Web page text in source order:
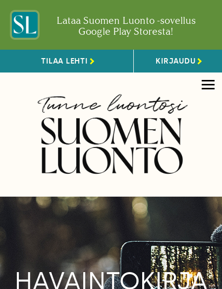
Lataa Suomen Luonto -sovellus
Google Play Storesta!
TILAA LEHTI KIRJAUDU
HAVAINTOKIRJA